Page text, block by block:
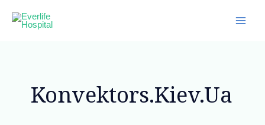
Konvektors.kiev.ua